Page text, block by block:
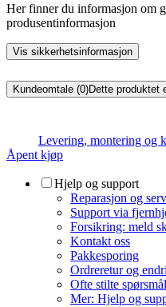
Her finner du informasjon om
produsentinformasjon
Vis sikkerhetsinformasjon
Kundeomtale (0)Dette produktet
Levering, montering og
Åpent kjøp
Hjelp og support
Reparasjon og
Support via
Forsikring: meld
Kontakt oss
Pakkesporing
Ordreretur og
Ofte stilte spørsmål
Mer: Hjelp og